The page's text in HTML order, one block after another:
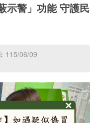
示警」功能 守護民
115/06/09